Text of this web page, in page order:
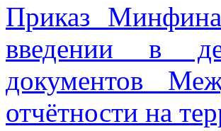
Приказ
введении в
документов
отчётности на